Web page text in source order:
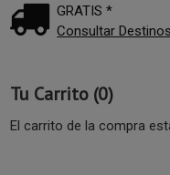
GRATIS *
Consultar Destinos
Tu Carrito (0)
El carrito de la compra